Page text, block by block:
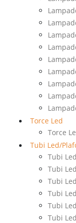
Torce Led
Torce
Tubi Led/
Tubi
Tubi
Tubi
Tubi
Tubi
Tubi